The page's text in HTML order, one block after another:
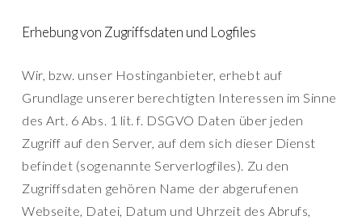
Erhebung von Zugriffsdaten und Logfiles
Wir, bzw. unser Hostinganbieter, erhebt auf
Grundlage unserer berechtigten Interessen im Sinne
des Art. 6 Abs. 1 lit. f. DSGVO Daten über jeden
Zugriff auf den Server, auf dem sich dieser Dienst
befindet (sogenannte Serverlogfiles). Zu den
Zugriffsdaten gehören Name der abgerufenen
Webseite, Datei, Datum und Uhrzeit des Abrufs,